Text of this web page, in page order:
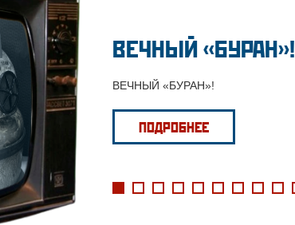
ВЕЧНЫЙ «БУРАН»!
ВЕЧНЫЙ «БУРАН»!
ПОДРОБНЕЕ